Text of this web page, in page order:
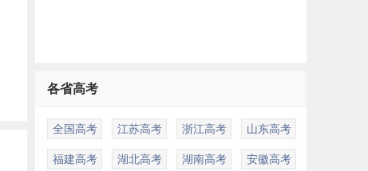
各省高考
全国高考 江苏高考 浙江高考 山东高考
福建高考 湖北高考 湖南高考 安徽高考